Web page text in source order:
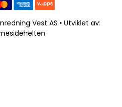
Vest AS • Utviklet av: